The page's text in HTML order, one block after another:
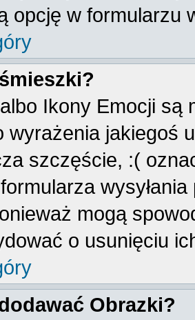
opcję w formularzu
Ikony Emocji są
wyrażenia jakiegoś
szczęście, :(
mogą
o usunięciu
Obrazki?